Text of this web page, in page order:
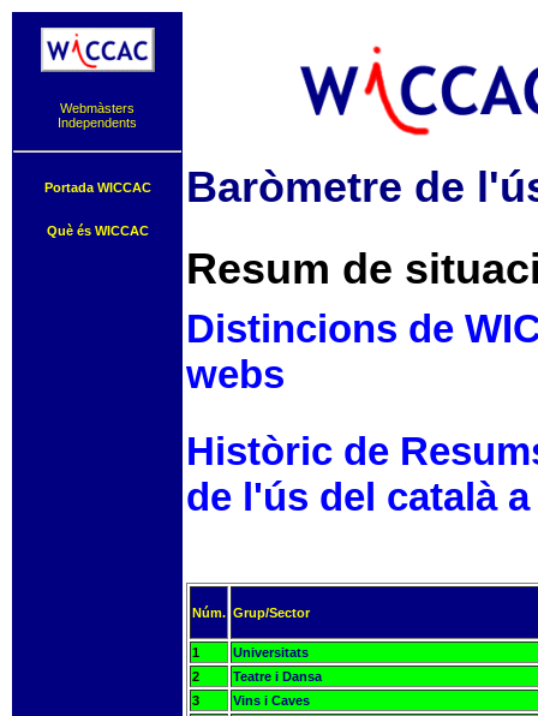
Webmàsters
Independents
Portada WICCAC
Què és WICCAC
Baròmetre de
Resum de
Distincions de
webs
Històric de
de l'ús del català
Núm. Grup/Sector
1
Universitats
2
Teatre i Dansa
3
Vins i Caves